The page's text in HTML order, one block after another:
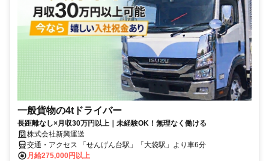
一般貨物の4tドライバー
長距離なし×月収30万円以上｜未経験OK！無理なく働ける
株式会社新興運送
交通・アクセス 「せんげん台駅」「大袋駅」より車6分
月給275,000円以上